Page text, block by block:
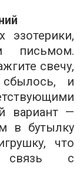
эзотерики,
письмом.
свечу,
и
вариант —
в бутылку
что
связь с